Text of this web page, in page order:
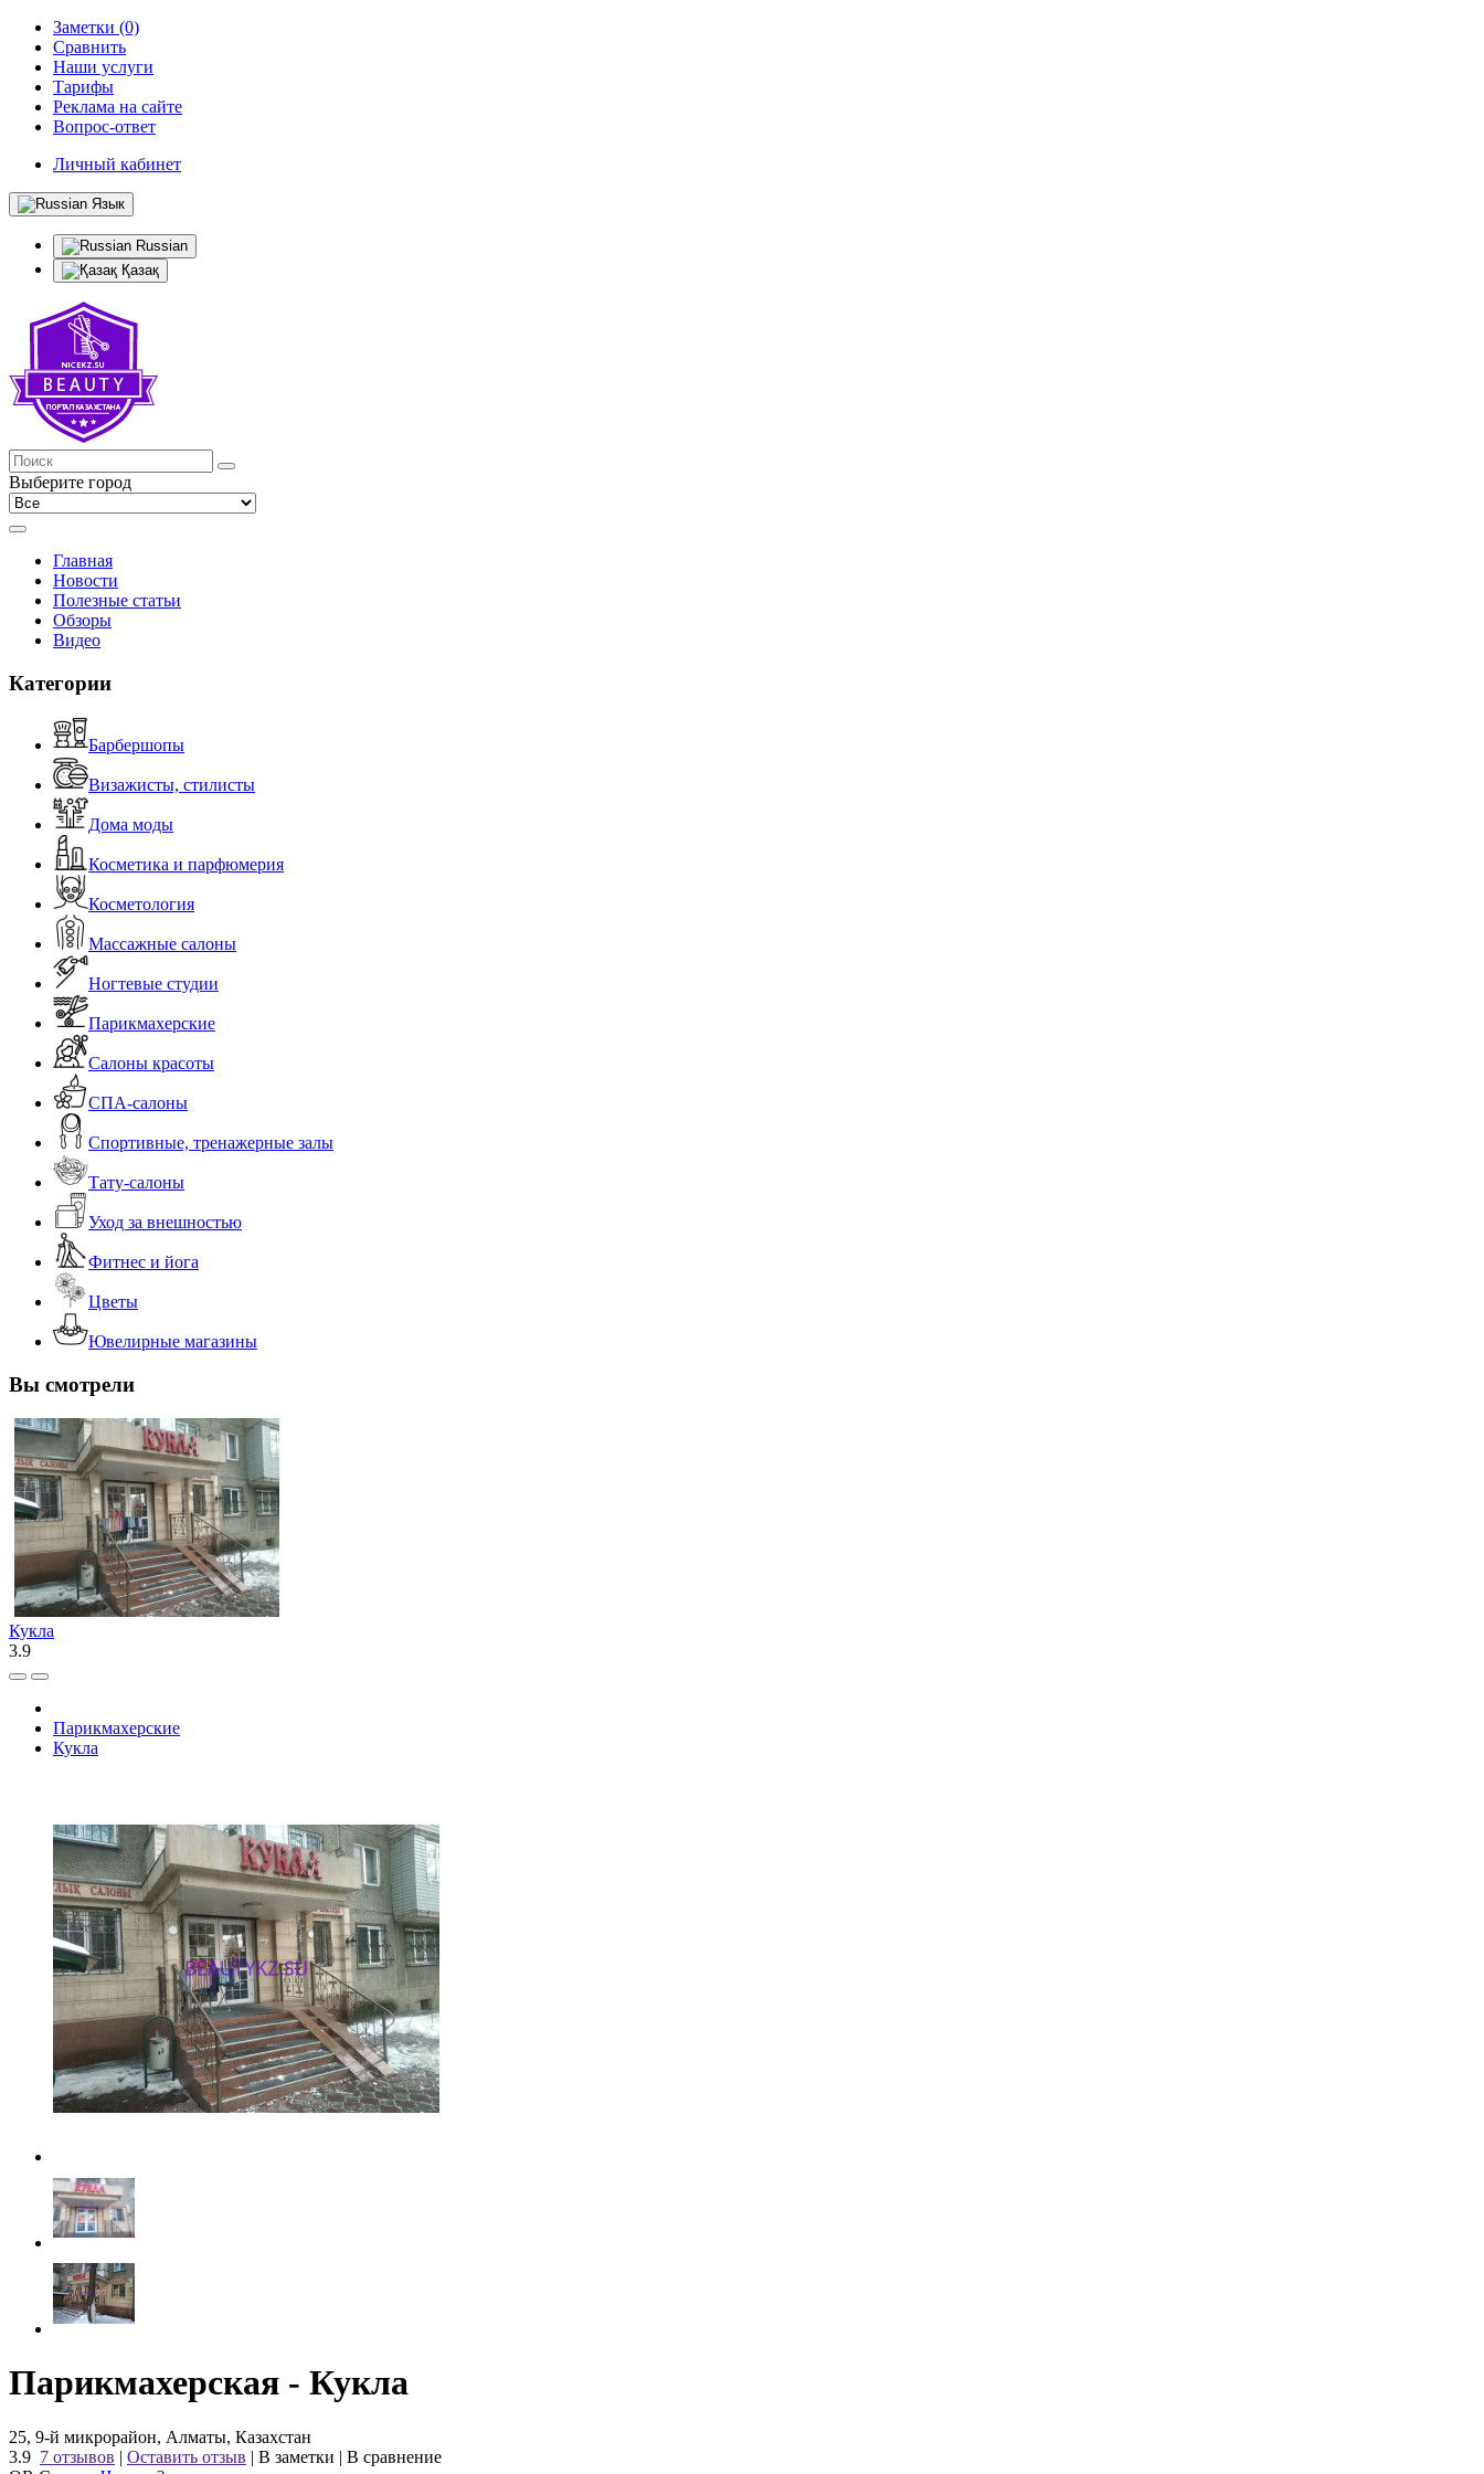
Заметки (0)
Сравнить
Наши услуги
Тарифы
Реклама на сайте
Вопрос-ответ
Личный кабинет
Язык
Russian
Қазақ
Выберите город
Главная
Новости
Полезные статьи
Обзоры
Видео
Категории
Барбершопы
Визажисты, стилисты
Дома моды
Косметика и парфюмерия
Косметология
Массажные салоны
Ногтевые студии
Парикмахерские
Салоны красоты
СПА-салоны
Спортивные, тренажерные залы
Тату-салоны
Уход за внешностью
Фитнес и йога
Цветы
Ювелирные магазины
Вы смотрели
Кукла
3.9
Парикмахерские
Кукла
Парикмахерская - Кукла
25, 9-й микрорайон, Алматы, Казахстан
3.9 7 отзывов | Оставить отзыв | В заметки | В сравнение